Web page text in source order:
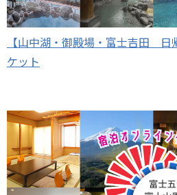
【山中湖・御殿場・富士吉田 日
ケット